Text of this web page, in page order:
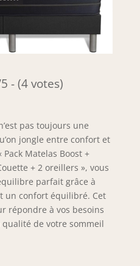
- (4 votes)
pas toujours une
jongle entre confort et
Pack Matelas Boost +
+ 2 oreillers », vous
parfait grâce à
un confort équilibré. Cet
répondre à vos besoins
de votre sommeil